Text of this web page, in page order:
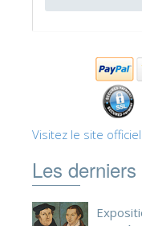
Visitez le site
Les